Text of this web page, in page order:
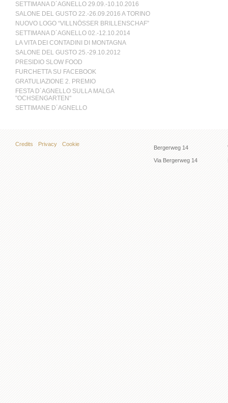
SETTIMANA D´AGNELLO 29.09.-10.10.2016
SALONE DEL GUSTO 22.-26.09.2016 A TORINO
NUOVO LOGO “VILLNÖSSER BRILLENSCHAF”
SETTIMANA D´AGNELLO 02.-12.10.2014
LA VITA DEI CONTADINI DI MONTAGNA
SALONE DEL GUSTO 25.-29.10.2012
PRESIDIO SLOW FOOD
FURCHETTA SU FACEBOOK
GRATULIAZIONE 2. PREMIO
FESTA D´AGNELLO SULLA MALGA
"OCHSENGARTEN"
SETTIMANE D´AGNELLO
Credits Privacy Cookie
Bergerweg 14
Via Bergerweg 14